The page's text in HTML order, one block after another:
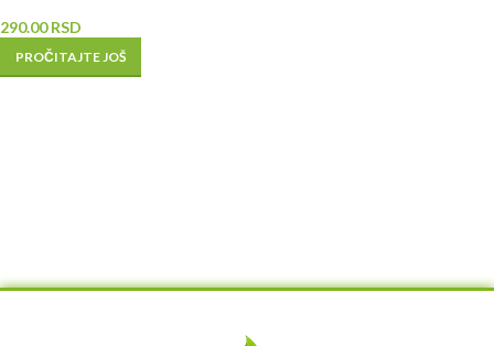
290.00RSD
PROČITAJTE JOŠ